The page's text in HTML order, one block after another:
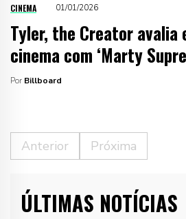
CINEMA 01/01/2026
Tyler, the Creator avalia
cinema com ‘Marty
Por Billboard
Anterior Próxima
ÚLTIMAS NOTÍCIAS